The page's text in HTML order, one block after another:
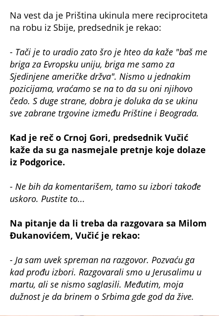
Na vest da je Priština ukinula mere reciprociteta
na robu iz Sbije, predsednik je rekao:
- Tači je to uradio zato šro je hteo da kaže "baš me
briga za Evropsku uniju, briga me samo za
Sjedinjene američke držva". Nismo u jednakim
pozicijama, vraćamo se na to da su oni njihovo
čedo. S duge strane, dobra je doluka da se ukinu
sve zabrane trgovine između Prištine i Beograda.
Kad je reč o Crnoj Gori, predsednik Vučić
kaže da su ga nasmejale pretnje koje dolaze
iz Podgorice.
- Ne bih da komentarišem, tamo su izbori takođe
uskoro. Pustite to...
Na pitanje da li treba da razgovara sa Milom
Đukanovićem, Vučić je rekao:
- Ja sam uvek spreman na razgovor. Pozvaću ga
kad prođu izbori. Razgovarali smo u Jerusalimu u
martu, ali se nismo saglasili. Međutim, moja
dužnost je da brinem o Srbima gde god da žive.